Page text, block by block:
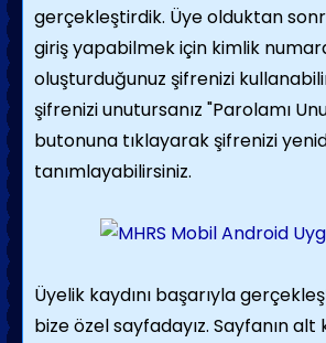
gerçekleştirdik. Üye olduktan
giriş yapabilmek için kimlik
oluşturduğunuz şifrenizi
şifrenizi unutursanız "Parolamı
butonuna tıklayarak şifrenizi
tanımlayabilirsiniz.
Üyelik kaydını başarıyla
bize özel sayfadayız. Sayfanın alt